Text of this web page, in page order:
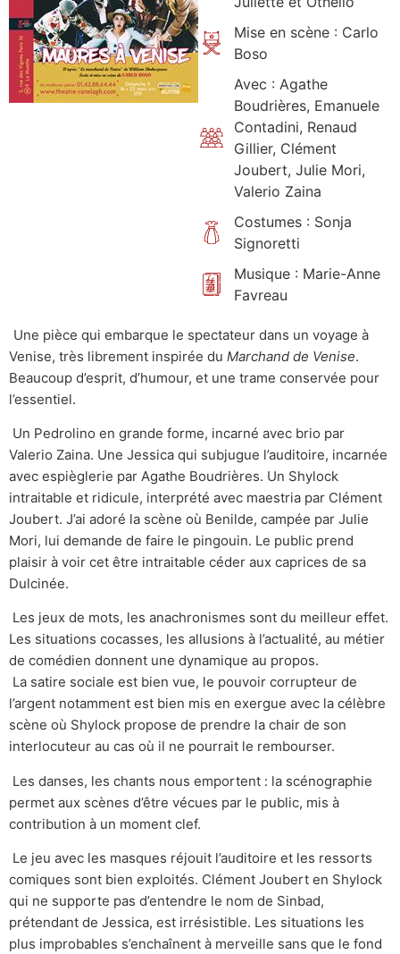
Mise en scène : Carlo
Boso
Avec : Agathe
Boudrières, Emanuele
Contadini, Renaud
Gillier, Clément
Joubert, Julie Mori,
Valerio Zaina
Costumes : Sonja
Signoretti
Musique : Marie-Anne
Favreau
Une pièce qui embarque le spectateur dans un voyage à
Venise, très librement inspirée du Marchand de Venise.
Beaucoup d’esprit, d’humour, et une trame conservée pour
l’essentiel.
Un Pedrolino en grande forme, incarné avec brio par
Valerio Zaina. Une Jessica qui subjugue l’auditoire, incarnée
avec espièglerie par Agathe Boudrières. Un Shylock
intraitable et ridicule, interprété avec maestria par Clément
Joubert. J’ai adoré la scène où Benilde, campée par Julie
Mori, lui demande de faire le pingouin. Le public prend
plaisir à voir cet être intraitable céder aux caprices de sa
Dulcinée.
Les jeux de mots, les anachronismes sont du meilleur effet.
Les situations cocasses, les allusions à l’actualité, au métier
de comédien donnent une dynamique au propos.
La satire sociale est bien vue, le pouvoir corrupteur de
l’argent notamment est bien mis en exergue avec la célèbre
scène où Shylock propose de prendre la chair de son
interlocuteur au cas où il ne pourrait le rembourser.
Les danses, les chants nous emportent : la scénographie
permet aux scènes d’être vécues par le public, mis à
contribution à un moment clef.
Le jeu avec les masques réjouit l’auditoire et les ressorts
comiques sont bien exploités. Clément Joubert en Shylock
qui ne supporte pas d’entendre le nom de Sinbad,
prétendant de Jessica, est irrésistible. Les situations les
plus improbables s’enchaînent à merveille sans que le fond